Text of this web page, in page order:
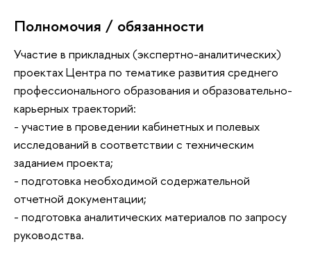
Полномочия / обязанности
Участие в прикладных (экспертно-аналитических)
проектах Центра по тематике развития среднего
профессионального образования и образовательно-
карьерных траекторий:
- участие в проведении кабинетных и полевых
исследований в соответствии с техническим
заданием проекта;
- подготовка необходимой содержательной
отчетной документации;
- подготовка аналитических материалов по запросу
руководства.